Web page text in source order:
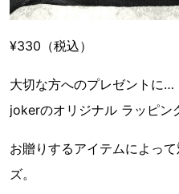
¥330（税込）
大切な方へのプレゼントに…
jokerのオリジナル ラッピン
お贈りするアイテムによっ
ズ。